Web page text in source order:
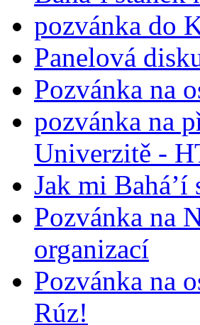
pozvánka do
Panelová
Pozvánka na
pozvánka na
Univerzitě -
Jak mi
Pozvánka na
organizací
Pozvánka na
Rúz!